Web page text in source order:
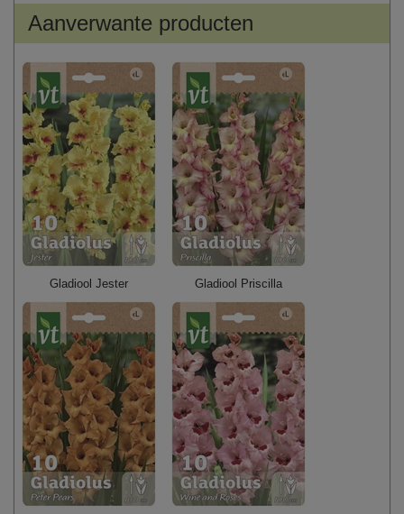
Aanverwante producten
Gladiool Jester Gladiool Priscilla